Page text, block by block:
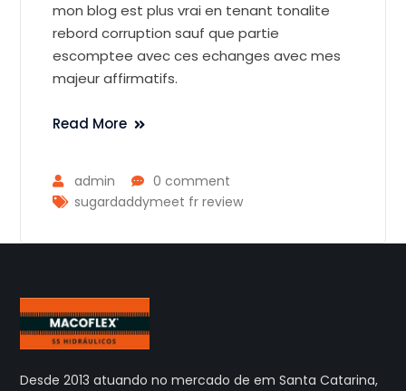
mon blog est plus vrai en tenant tonalite
rebord corruption sauf que partie
escomptee avec ces echanges avec mes
majeur affirmatifs.
Read More
admin
0 comment
sugardaddymeet fr review
Desde 2013 atuando no mercado de em Santa Catarina,